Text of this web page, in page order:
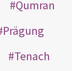
Qumran
Prägung
Tenach